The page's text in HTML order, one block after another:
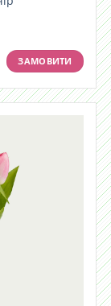
ЗАМОВИТИ